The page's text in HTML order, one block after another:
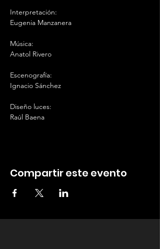
Interpretación:
Eugenia Manzanera
Música:
Anatol Rivero
Escenografía:
Ignacio Sánchez
Diseño luces:
Raúl Baena
Compartir este evento